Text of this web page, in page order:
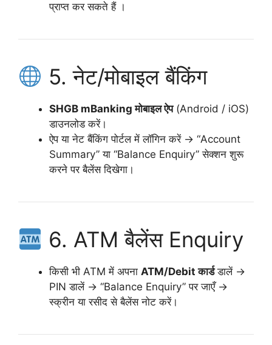
प्राप्त कर सकते हैं ।
5. नेट/मोबाइल बैंकिंग
SHGB mBanking मोबाइल ऐप(Android / iOS)
डाउनलोड करें।
ऐप या नेट बैंकिंग पोर्टल में लॉगिन करें → “Account
Summary” या “Balance Enquiry” सेक्शन शुरू
करने पर बैलेंस दिखेगा।
6. ATM बैलेंस Enquiry
किसी भी ATM में अपना ATM/Debit कार्डडालें →
PIN डालें → “Balance Enquiry” पर जाएँ →
स्क्रीन या रसीद से बैलेंस नोट करें।